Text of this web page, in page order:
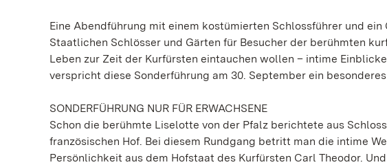
Eine Abendführung mit einem kostümierten Schlossführer und
Staatlichen Schlösser und Gärten für Besucher der berühmten
Leben zur Zeit der Kurfürsten eintauchen wollen – intime
verspricht diese Sonderführung am 30. September ein
SONDERFÜHRUNG NUR FÜR ERWACHSENE
Schon die berühmte Liselotte von der Pfalz berichtete aus
französischen Hof. Bei diesem Rundgang betritt man die intime
Persönlichkeit aus dem Hofstaat des Kurfürsten Carl Theodor.